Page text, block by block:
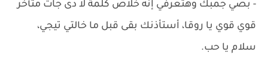
- بصي جمبك وهتعرفي إنه خلاص كلمة لا دى جات متأخر
قوي قوي يا روقا، أستأذنك بقى قبل ما خالتي تيجي،
سلام يا حب.